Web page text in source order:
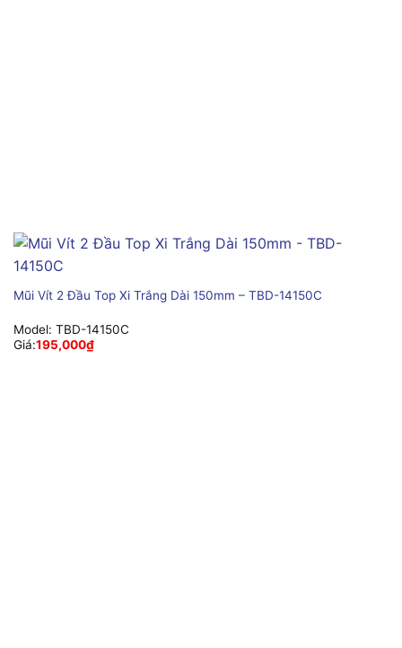
Mũi Vít 2 Đầu Top Xi Trắng Dài 150mm – TBD-14150C
Model: TBD-14150C
Giá:195,000₫